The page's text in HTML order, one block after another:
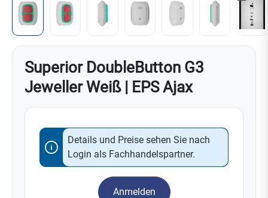
Superior DoubleButton G3
Jeweller Weiß | EPS Ajax
Details und Preise sehen Sie nach
Login als Fachhandelspartner.
Anmelden